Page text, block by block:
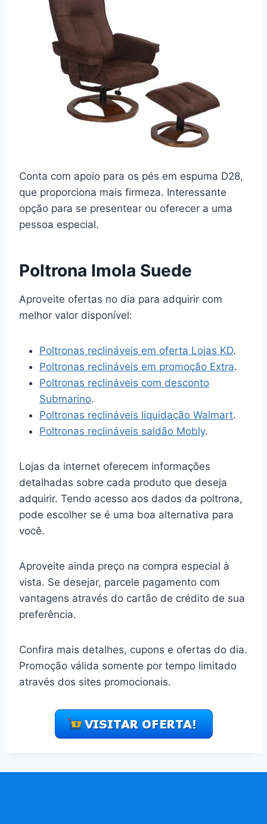
Conta com apoio para os pés em espuma D28,
que proporciona mais firmeza. Interessante
opção para se presentear ou oferecer a uma
pessoa especial.
Poltrona Imola Suede
Aproveite ofertas no dia para adquirir com
melhor valor disponível:
Poltronas reclináveis em oferta Lojas KD.
Poltronas reclináveis em promoção Extra.
Poltronas reclináveis com desconto
Submarino.
Poltronas reclináveis liquidação Walmart.
Poltronas reclináveis saldão Mobly.
Lojas da internet oferecem informações
detalhadas sobre cada produto que deseja
adquirir. Tendo acesso aos dados da poltrona,
pode escolher se é uma boa alternativa para
você.
Aproveite ainda preço na compra especial à
vista. Se desejar, parcele pagamento com
vantagens através do cartão de crédito de sua
preferência.
Confira mais detalhes, cupons e ofertas do dia.
Promoção válida somente por tempo limitado
através dos sites promocionais.